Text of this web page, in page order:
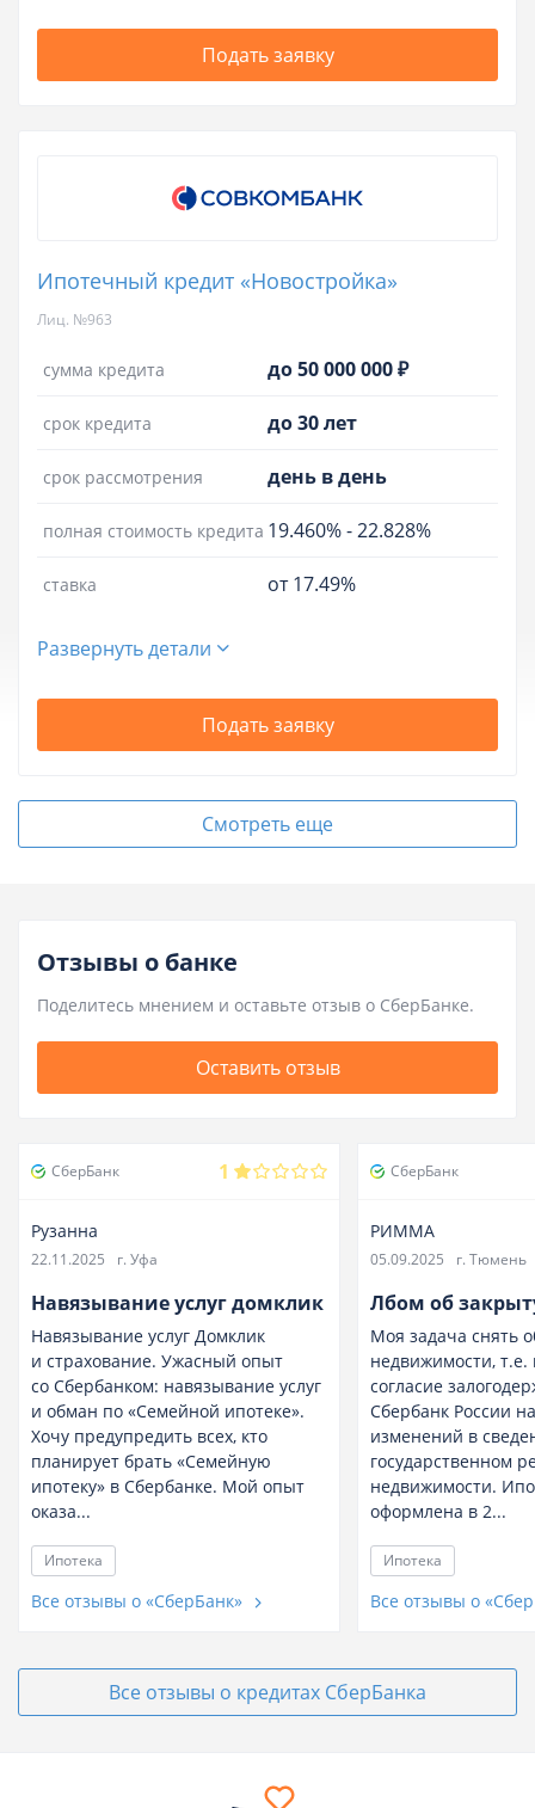
Подать заявку
Ипотечный кредит «Новостройка»
Лиц. №963
сумма кредита до 50 000 000 ₽
срок кредита до 30 лет
срок рассмотрения день в день
полная стоимость кредита 19.460%-22.828%
ставка от 17.49%
Развернуть детали
Подать заявку
Смотреть еще
Отзывы о банке
Поделитесь мнением и оставьте отзыв о СберБанке.
Оставить отзыв
СберБанк 1
Рузанна
22.11.2025 г. Уфа
Навязывание услуг домклик
Навязывание услуг Домклик
и страхование. Ужасный опыт
со Сбербанком: навязывание услуг
и обман по «Семейной ипотеке».
Хочу предупредить всех, кто
планирует брать «Семейную
ипотеку» в Сбербанке. Мой опыт
оказа...
Ипотека
Все отзывы о «СберБанк»
СберБанк
РИММА
05.09.2025 г. Тюмень
Лбом об
Моя задача снять
недвижимости, т.е.
согласие
Сбербанк России
изменений в
государственном
недвижимости.
оформлена в 2...
Ипотека
Все отзывы о
Все отзывы о кредитах СберБанка